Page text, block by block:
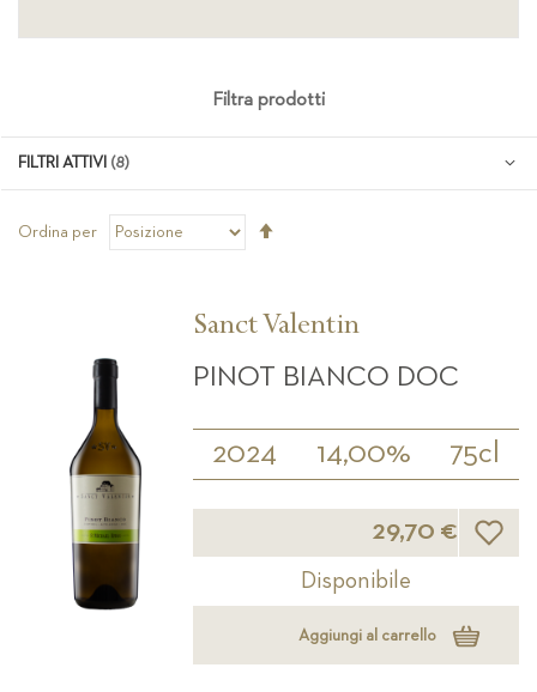
Ordina per
Sanct Valentin
PINOT BIANCO DOC
2024 14,00% 75cl
29,70 € Lista
Disponibile
Aggiungi al carrello
Filtra prodotti
FILTRI ATTIVI